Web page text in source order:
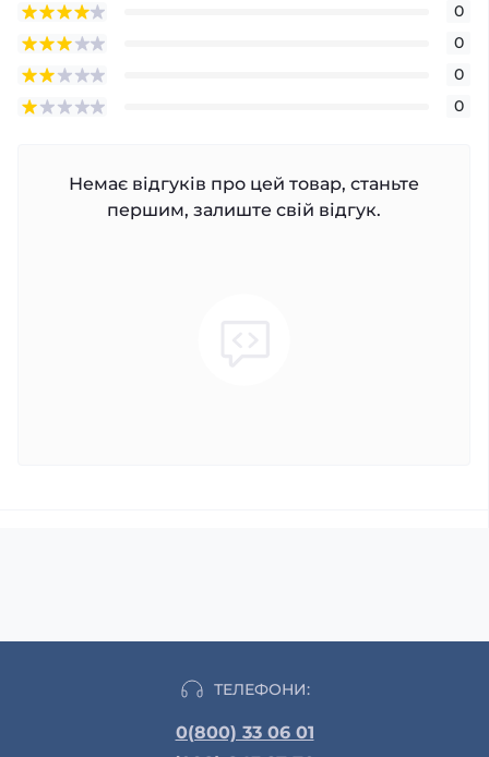
0
0
0
0
Немає відгуків про цей товар, станьте
першим, залиште свій відгук.
ТЕЛЕФОНИ:
0(800) 33 06 01